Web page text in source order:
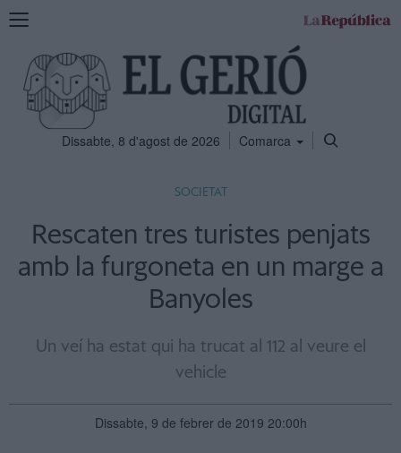
Mostra
navegació
Dissabte, 8 d'agost de 2026 Comarca
SOCIETAT
Rescaten tres turistes penjats
amb la furgoneta en un marge a
Banyoles
Un veí ha estat qui ha trucat al 112 al veure el
vehicle
Dissabte, 9 de febrer de 2019 20:00h